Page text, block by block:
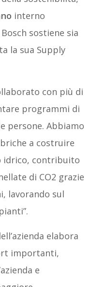
interno
sostiene sia
la sua Supply
con più di
programmi di
persone. Abbiamo
a costruire
idrico, contribuito
di CO2 grazie
lavorando sul
elabora
importanti,
e